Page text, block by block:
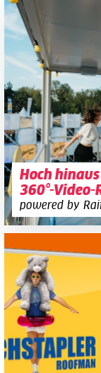
Hoch hinaus
360°-
powered by